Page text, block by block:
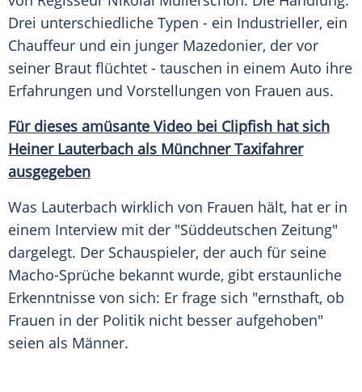
Drei unterschiedliche Typen - ein Industrieller, ein
Chauffeur und ein junger Mazedonier, der vor
seiner Braut flüchtet - tauschen in einem Auto ihre
Erfahrungen und Vorstellungen von Frauen aus.
Für dieses amüsante Video bei Clipfish hat sich
Heiner Lauterbach als Münchner Taxifahrer
ausgegeben
Was Lauterbach wirklich von Frauen hält, hat er in
einem Interview mit der "Süddeutschen Zeitung"
dargelegt. Der Schauspieler, der auch für seine
Macho-Sprüche bekannt wurde, gibt erstaunliche
Erkenntnisse von sich: Er frage sich "ernsthaft, ob
Frauen in der Politik nicht besser aufgehoben"
seien als Männer.